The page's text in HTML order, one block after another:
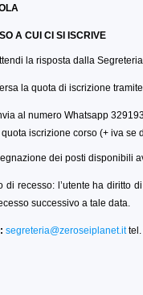
A CUI CI SI ISCRIVE
la risposta dalla
la quota di iscrizione
al numero Whatsapp
iscrizione corso (+ iva se
dei posti disponibili
di recesso: l’utente ha diritto
successivo a tale data.
segreteria@zeroseiplanet.ittel.